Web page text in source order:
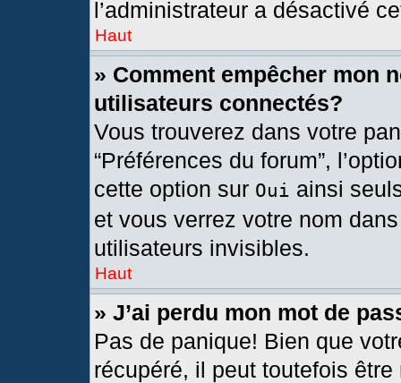
l’administrateur a désactivé
Haut
» Comment empêcher mon
utilisateurs connectés?
Vous trouverez dans votre
“Préférences du forum”,
cette option sur Oui ainsi
et vous verrez votre nom
utilisateurs invisibles.
Haut
» J’ai perdu mon mot de
Pas de panique! Bien que
récupéré, il peut toutefois